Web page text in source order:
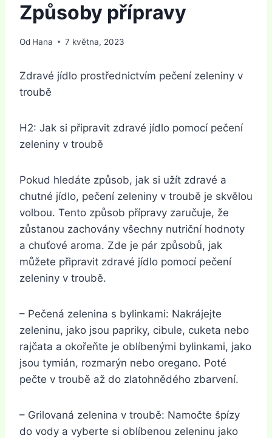
Způsoby přípravy
Od Hana 7 května, 2023
Zdravé jídlo prostřednictvím pečení zeleniny v
troubě
H2: Jak si připravit zdravé jídlo pomocí pečení
zeleniny v troubě
Pokud hledáte způsob, jak si užít zdravé a
chutné jídlo, pečení zeleniny v troubě je skvělou
volbou. Tento způsob přípravy zaručuje, že
zůstanou zachovány všechny nutriční hodnoty
a chuťové aroma. Zde je pár způsobů, jak
můžete připravit zdravé jídlo pomocí pečení
zeleniny v troubě.
– Pečená zelenina s bylinkami: Nakrájejte
zeleninu, jako jsou papriky, cibule, cuketa nebo
rajčata a okořeňte je oblíbenými bylinkami, jako
jsou tymián, rozmarýn nebo oregano. Poté
pečte v troubě až do zlatohnědého zbarvení.
– Grilovaná zelenina v troubě: Namočte špízy
do vody a vyberte si oblíbenou zeleninu jako